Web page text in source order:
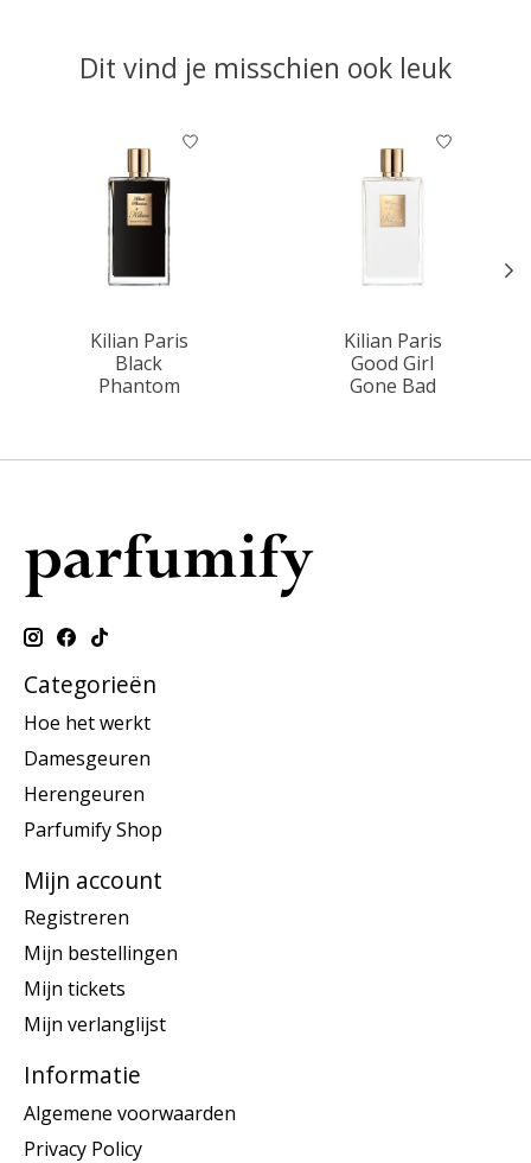
Dit vind je misschien ook leuk
Items van productcarrousel
Kilian Paris
Black
Phantom
Kilian Paris
Good Girl
Gone Bad
Categorieën
Hoe het werkt
Damesgeuren
Herengeuren
Parfumify Shop
Mijn account
Registreren
Mijn bestellingen
Mijn tickets
Mijn verlanglijst
Informatie
Algemene voorwaarden
Privacy Policy